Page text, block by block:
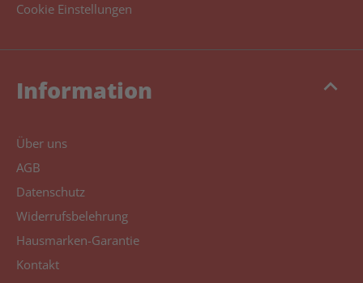
Cookie Einstellungen
keyboard_arrow_up
Information
Über uns
AGB
Datenschutz
Widerrufsbelehrung
Hausmarken-Garantie
Kontakt